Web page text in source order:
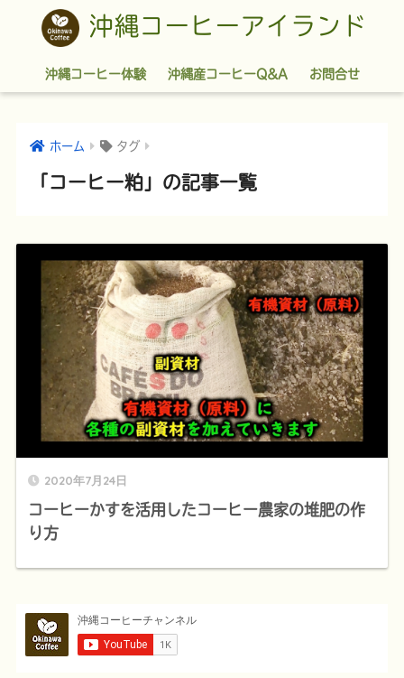
沖縄コーヒーアイランド
沖縄コーヒー体験 沖縄産コーヒーQ&A お問合せ
ホーム タグ
「コーヒー粕」の記事一覧
2020年7月24日
コーヒーかすを活用したコーヒー農家の堆肥の作
り方